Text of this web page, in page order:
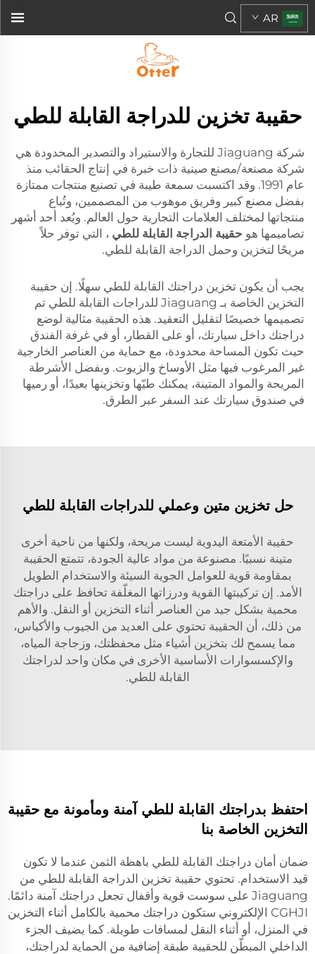
AR
حقيبة تخزين للدراجة القابلة للطي
شركة Jiaguang للتجارة والاستيراد والتصدير المحدودة هي
شركة مصنعة/مصنع صينية ذات خبرة في إنتاج الحقائب منذ
عام 1991. وقد اكتسبت سمعة طيبة في تصنيع منتجات ممتازة
بفضل مصنع كبير وفريق موهوب من المصممين، وتُباع
منتجاتها لمختلف العلامات التجارية حول العالم. ويُعد أحد أشهر
تصاميمها هو حقيبة الدراجة القابلة للطي ، التي توفر حلاً
مريحًا لتخزين وحمل الدراجة القابلة للطي.
يجب أن يكون تخزين دراجتك القابلة للطي سهلًا. إن حقيبة
التخزين الخاصة بـ Jiaguang للدراجات القابلة للطي تم
تصميمها خصيصًا لتقليل التعقيد. هذه الحقيبة مثالية لوضع
دراجتك داخل سيارتك، أو على القطار، أو في غرفة الفندق
حيث تكون المساحة محدودة، مع حماية من العناصر الخارجية
غير المرغوب فيها مثل الأوساخ والزيوت. وبفضل الأشرطة
المريحة والمواد المتينة، يمكنك طيّها وتخزينها بعيدًا، أو رميها
في صندوق سيارتك عند السفر عبر الطرق.
حل تخزين متين وعملي للدراجات القابلة للطي
حقيبة الأمتعة اليدوية ليست مريحة، ولكنها من ناحية أخرى
متينة نسبيًا. مصنوعة من مواد عالية الجودة، تتمتع الحقيبة
بمقاومة قوية للعوامل الجوية السيئة والاستخدام الطويل
الأمد. إن تركيبتها القوية ودرزاتها المغلّفة تحافظ على دراجتك
محمية بشكل جيد من العناصر أثناء التخزين أو النقل. والأهم
من ذلك، أن الحقيبة تحتوي على العديد من الجيوب والأكياس،
مما يسمح لك بتخزين أشياء مثل محفظتك، وزجاجة المياه،
والإكسسوارات الأساسية الأخرى في مكان واحد لدراجتك
القابلة للطي.
احتفظ بدراجتك القابلة للطي آمنة ومأمونة مع حقيبة
التخزين الخاصة بنا
ضمان أمان دراجتك القابلة للطي باهظة الثمن عندما لا تكون
قيد الاستخدام. تحتوي حقيبة تخزين الدراجة القابلة للطي من
Jiaguang على سوست قوية وأقفال تجعل دراجتك آمنة دائمًا.
CGHJI الإلكتروني ستكون دراجتك محمية بالكامل أثناء التخزين
في المنزل، أو أثناء النقل لمسافات طويلة. كما يضيف الجزء
الداخلي المبطّن للحقيبة طبقة إضافية من الحماية لدراجتك،